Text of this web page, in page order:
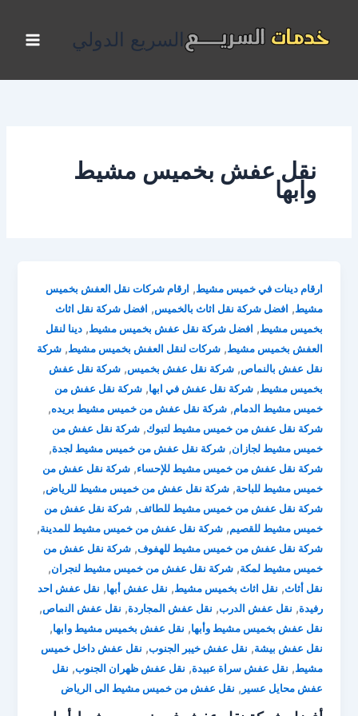
المحتوى
السريع الدولي
نقل عفش بخميس مشيط
وابها
ارقام دينات في خميس مشيط, ارقام شركات نقل العفش بخميس
مشيط, افضل شركة نقل اثاث بالخميس, افضل شركة نقل اثاث
بخميس مشيط, افضل شركة نقل عفش بخميس مشيط,دينا لنقل
العفش بخميس مشيط,شركات لنقل العفش بخميس مشيط,شركة
نقل عفش بالنماص,شركة نقل عفش بخميس,شركة نقل عفش
بخميس مشيط,شركة نقل عفش في ابها,شركة نقل عفش من
خميس مشيط الدمام,شركة نقل عفش من خميس مشيط بريده,
شركة نقل عفش من خميس مشيط لتبوك,شركة نقل عفش من
خميس مشيط لجازان,شركة نقل عفش من خميس مشيط لجدة,
شركة نقل عفش من خميس مشيط للإحساء,شركة نقل عفش من
خميس مشيط للباحة,شركة نقل عفش من خميس مشيط للرياض,
شركة نقل عفش من خميس مشيط للطائف,شركة نقل عفش من
خميس مشيط للقصيم,شركة نقل عفش من خميس مشيط للمدينة,
شركة نقل عفش من خميس مشيط للهفوف,شركة نقل عفش من
خميس مشيط لمكة,شركة نقل عفش من خميس مشيط لنجران,
نقل أثاث, نقل اثاث بخميس مشيط, نقل عفش أبها, نقل عفش احد
رفيدة, نقل عفش الدرب, نقل عفش المجاردة, نقل عفش النماص,
نقل عفش بخميس مشيط وأبها, نقل عفش بخميس مشيط وابها,
نقل عفش بيشة, نقل عفش خيبر الجنوب, نقل عفش داخل خميس
مشيط, نقل عفش سراة عبيدة, نقل عفش ظهران الجنوب, نقل
عفش محايل عسير , نقل عفش من خميس مشيط الى الرياض